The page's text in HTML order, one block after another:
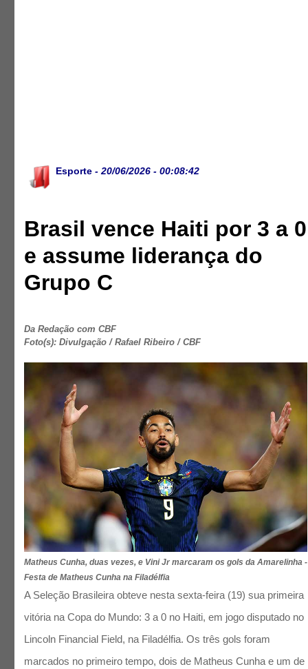
Esporte - 20/06/2026 - 00:08:42
Brasil vence Haiti por 3 a 0
e assume liderança do
Grupo C
Da Redação com CBF
Foto(s): Divulgação / Rafael Ribeiro / CBF
Matheus Cunha, duas vezes, e Vini Jr marcaram os gols da Amarelinha -
Festa de Matheus Cunha na Filadélfia
A Seleção Brasileira obteve nesta sexta-feira (19) sua primeira
vitória na Copa do Mundo: 3 a 0 no Haiti, em jogo disputado no
Lincoln Financial Field, na Filadélfia. Os três gols foram
marcados no primeiro tempo, dois de Matheus Cunha e um de